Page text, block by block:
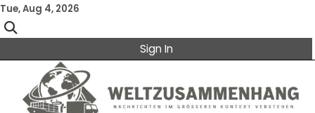
Skip
to
content
Tue, Aug 4, 2026
Sign In